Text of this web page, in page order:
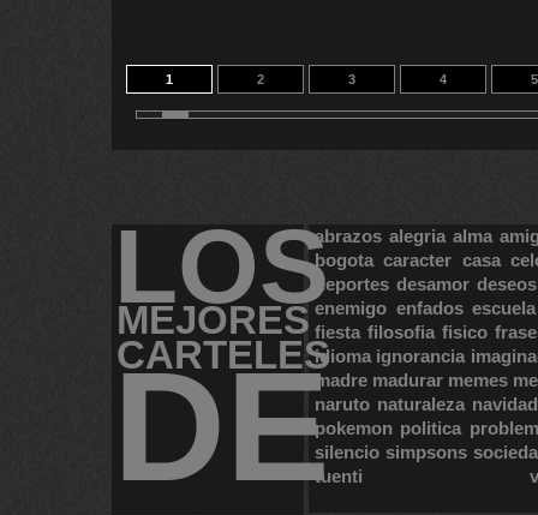
1 2 3 4 5
11 12 13 14
LOS
MEJORES
CARTELES
DE
abrazos alegria alma
bogota caracter casa
deportes desamor deseos
enemigo enfados escuela
fiesta filosofia fisico
idioma ignorancia
madre madurar memes
naruto naturaleza navidad
pokemon politica
silencio simpsons
tuenti